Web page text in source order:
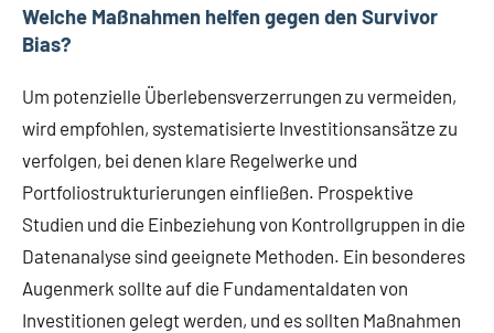
Welche Maßnahmen helfen gegen den Survivor
Bias?
Um potenzielle Überlebensverzerrungen zu vermeiden,
wird empfohlen, systematisierte Investitionsansätze zu
verfolgen, bei denen klare Regelwerke und
Portfoliostrukturierungen einfließen. Prospektive
Studien und die Einbeziehung von Kontrollgruppen in die
Datenanalyse sind geeignete Methoden. Ein besonderes
Augenmerk sollte auf die Fundamentaldaten von
Investitionen gelegt werden, und es sollten Maßnahmen